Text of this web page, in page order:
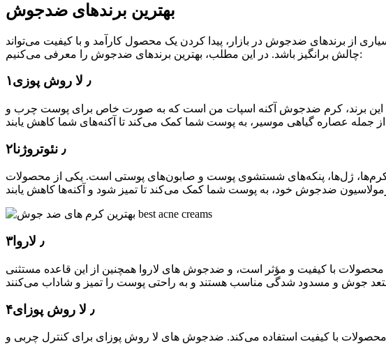
بهترین برندهای ضدجوش
از برندهای ضدجوش در بازار، پیدا کردن یک محصول کارآمد و با کیفیت می‌تواند
چالش برانگیز باشد. در این مطلب، بهترین برندهای ضدجوش را معرفی می‌کنیم:
۱٫ لا روش پوزی
این برند، کرم ضدجوش آکنه اسپات من است که به صورت خاص برای پوست چرب و
۲٫ نئوتروژنا
ژل‌ها، پنکه‌های شستشوی پوست و صابون‌های پوستی است. یکی از محصولات
۳٫ لاروا
با کیفیت و مؤثر است، و ضدجوش های لاروا همچنین از این قاعده مستثنی
۴٫ لا روش پوزای
محصولات با کیفیت استفاده می‌کند. ضدجوش های لا روش پوزای برای کنترل چربی و